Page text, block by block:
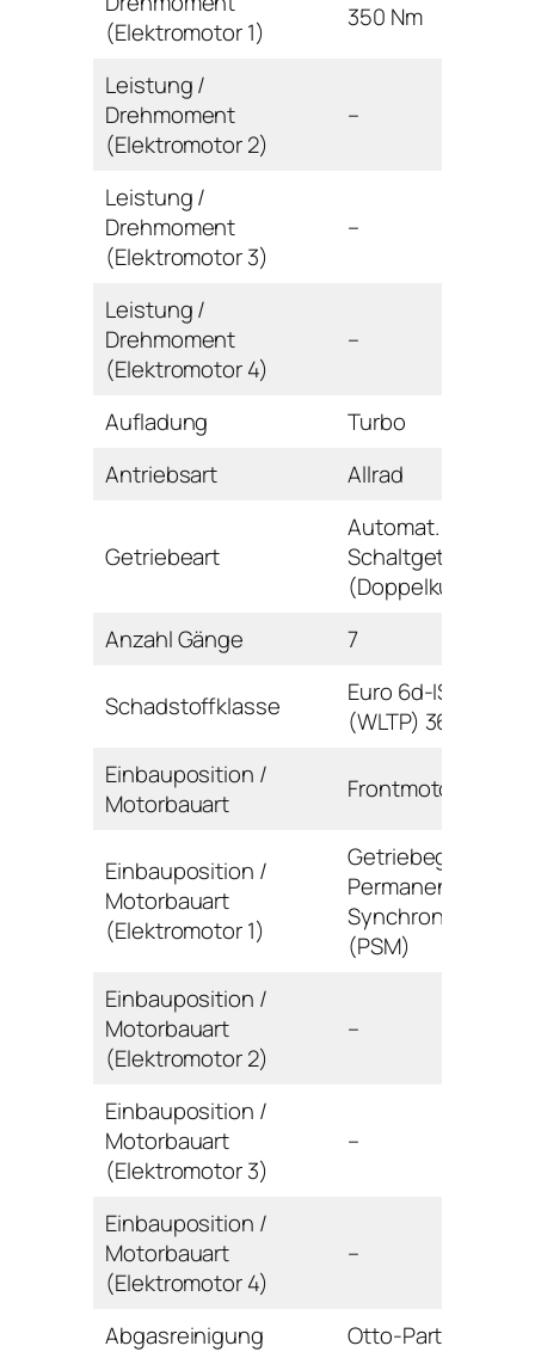
(Elektromotor 1)
350 Nm
Leistung /
Drehmoment
(Elektromotor 2)
–
Leistung /
Drehmoment
(Elektromotor 3)
–
Leistung /
Drehmoment
(Elektromotor 4)
–
Aufladung
Turbo
Antriebsart
Allrad
Getriebeart
Automat.
Schaltgetriebe
(Doppelkupplung)
Anzahl Gänge
7
Schadstoffklasse
Euro 6d-ISC-FCM
(WLTP) 36AP-AR
Einbauposition /
Motorbauart
Frontmotor / Reihe
Einbauposition /
Motorbauart
(Elektromotor 1)
Getriebegehäuse
(PSM)
Einbauposition /
Motorbauart
(Elektromotor 2)
–
Einbauposition /
Motorbauart
(Elektromotor 3)
–
Einbauposition /
Motorbauart
(Elektromotor 4)
–
Abgasreinigung
Otto-Partikelfilter